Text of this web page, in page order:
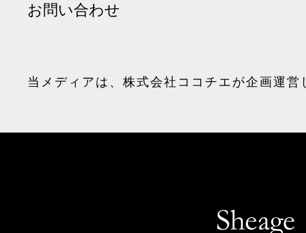
お問い合わせ
当メディアは、 株式会社ココチエが企画運営